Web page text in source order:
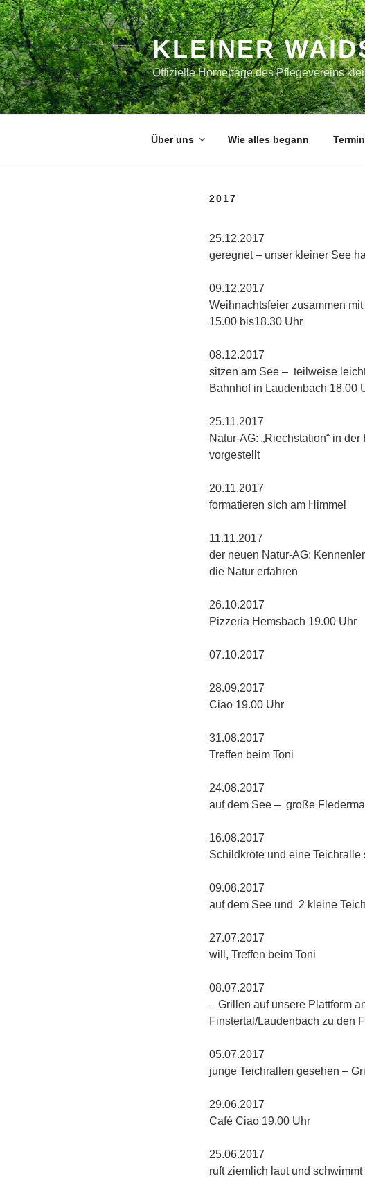
Zum
Inhalt
springen
KLEINER
Offizielle Homepage des Pflegevereins
Über uns Wie alles begann
2017
geregnet – unser kleiner See
Weihnachtsfeier zusammen
15.00 bis18.30 Uhr
sitzen am See – teilweise
Bahnhof in Laudenbach 18.00
Natur-AG:
vorgestellt
formatieren sich am Himmel
der neuen Natur-AG:
die Natur erfahren
Pizzeria Hemsbach 19.00 Uhr
Ciao 19.00 Uhr
Treffen beim Toni
auf dem See – große
Schildkröte und eine Teichralle
auf dem See und 2 kleine
will, Treffen beim Toni
08.07.2017
– Grillen auf unsere Plattform
Finstertal/Laudenbach zu den
junge Teichrallen gesehen –
Café Ciao 19.00 Uhr
ruft ziemlich laut und